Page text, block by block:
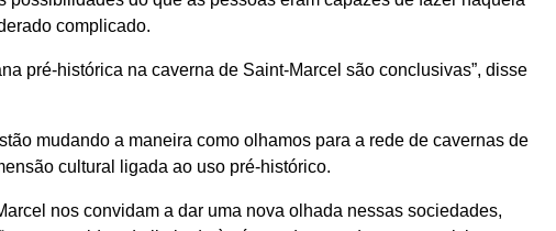
complicado.
pré-histórica na caverna de Saint-Marcel são conclusivas”, disse
mudando a maneira como olhamos para a rede de cavernas de
cultural ligada ao uso pré-histórico.
nos convidam a dar uma nova olhada nessas sociedades,